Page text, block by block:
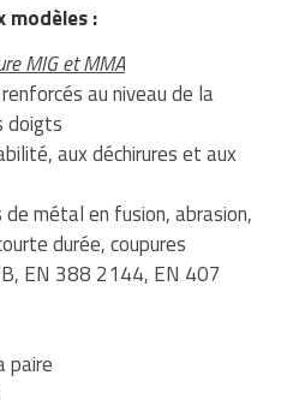
modèles :
MIG et MMA
au niveau de la
doigts
aux déchirures et aux
métal en fusion, abrasion,
durée, coupures
EN 388 2144, EN 407
paire